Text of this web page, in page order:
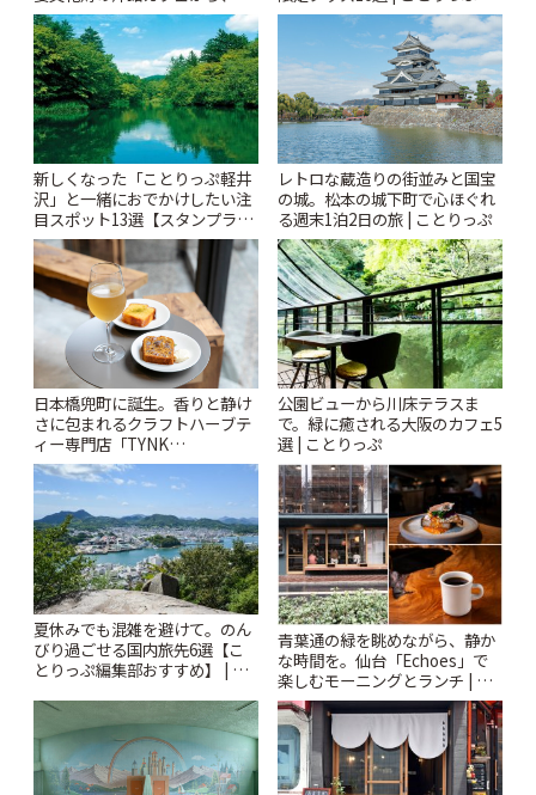
札すぐのレトロ喫茶まで~ | こと
りっぷ
新しくなった「ことりっぷ軽井
沢」と一緒におでかけしたい注
目スポット13選【スタンプラリ
ー開催中】 | ことりっぷ
レトロな蔵造りの街並みと国宝
の城。松本の城下町で心ほぐれ
る週末1泊2日の旅 | ことりっぷ
日本橋兜町に誕生。香りと静け
さに包まれるクラフトハーブテ
ィー専門店「TYNK
Kabutocho」 | ことりっぷ
公園ビューから川床テラスま
で。緑に癒される大阪のカフェ5
選 | ことりっぷ
夏休みでも混雑を避けて。のん
びり過ごせる国内旅先6選【こ
とりっぷ編集部おすすめ】 | こ
青葉通の緑を眺めながら、静か
な時間を。仙台「Echoes」で
楽しむモーニングとランチ | こ
とりっぷ